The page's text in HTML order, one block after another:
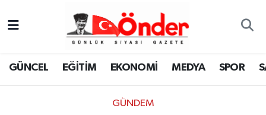
GÜNCEL EĞİTİM EKONOMİ MEDYA SPOR
GÜNDEM
GÜNCEL
Zonguldak Nöbetçi Eczaneler
Zonguldak Namaz Vakitleri